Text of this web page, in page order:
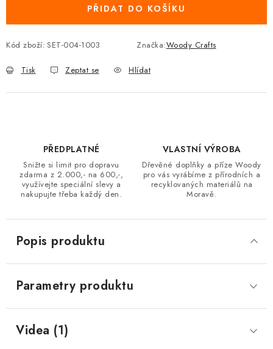
PŘIDAT DO KOŠÍKU
Kód zboží: SET-004-1003 Značka:Woody Crafts
Tisk Zeptat se Hlídat
PŘEDPLATNÉ
Snižte si limit pro dopravu
zdarma z 2.000,- na 600,-,
využívejte speciální slevy a
nakupujte třeba každý den.
VLASTNÍ VÝROBA
Dřevěné doplňky a příze Woody
pro vás vyrábíme z přírodních a
recyklovaných materiálů na
Moravě.
Popis produktu
Parametry produktu
Videa (1)